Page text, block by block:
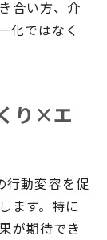
合い方、介
化ではなく
り×エ
行動変容を促
ます。特に
が期待でき